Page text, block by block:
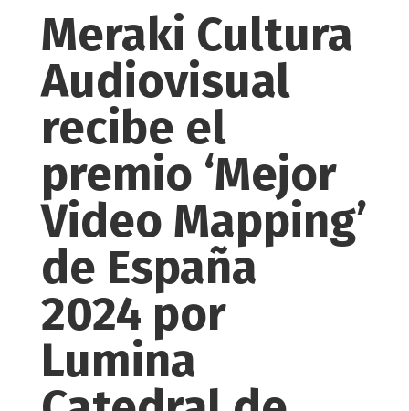
Meraki Cultura
Audiovisual
recibe el
premio ‘Mejor
Video Mapping’
de España
2024 por
Lumina